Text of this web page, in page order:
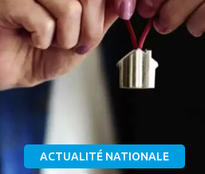
ACTUALITÉ NATIONALE